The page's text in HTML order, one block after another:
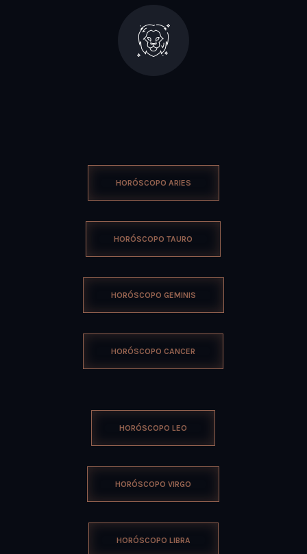
HORÓSCOPO ARIES
HORÓSCOPO TAURO
HORÓSCOPO GEMINIS
HORÓSCOPO CANCER
HORÓSCOPO LEO
HORÓSCOPO VIRGO
HORÓSCOPO LIBRA